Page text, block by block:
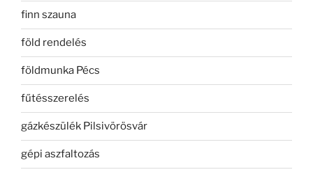
finn szauna
föld rendelés
földmunka Pécs
fűtésszerelés
gázkészülék Pilsivörösvár
gépi aszfaltozás